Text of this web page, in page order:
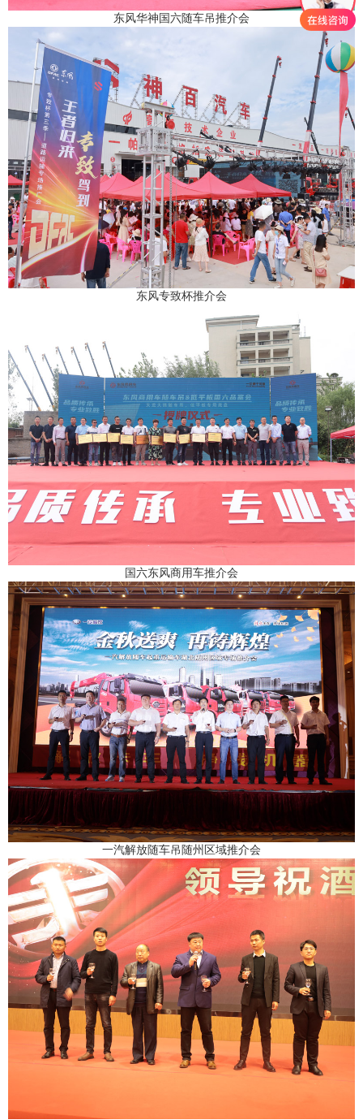
东风华神国六随车吊推介会
东风专致杯推介会
国六东风商用车推介会
一汽解放随车吊随州区域推介会